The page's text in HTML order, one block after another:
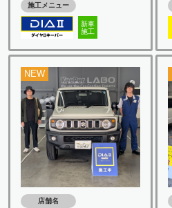
施工メニュー
新車
施工
NEW
店舗名